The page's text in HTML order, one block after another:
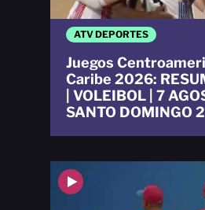
ATV DEPORTES
Juegos
Caribe 2026:
| VOLEIBOL | 7
SANTO DOMINGO